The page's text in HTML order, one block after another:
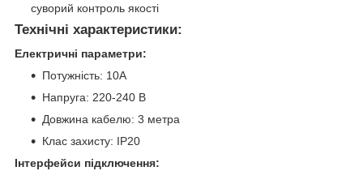
суворий контроль якості
Технічні характеристики:
Електричні параметри:
Потужність: 10A
Напруга: 220-240 В
Довжина кабелю: 3 метра
Клас захисту: IP20
Інтерфейси підключення: